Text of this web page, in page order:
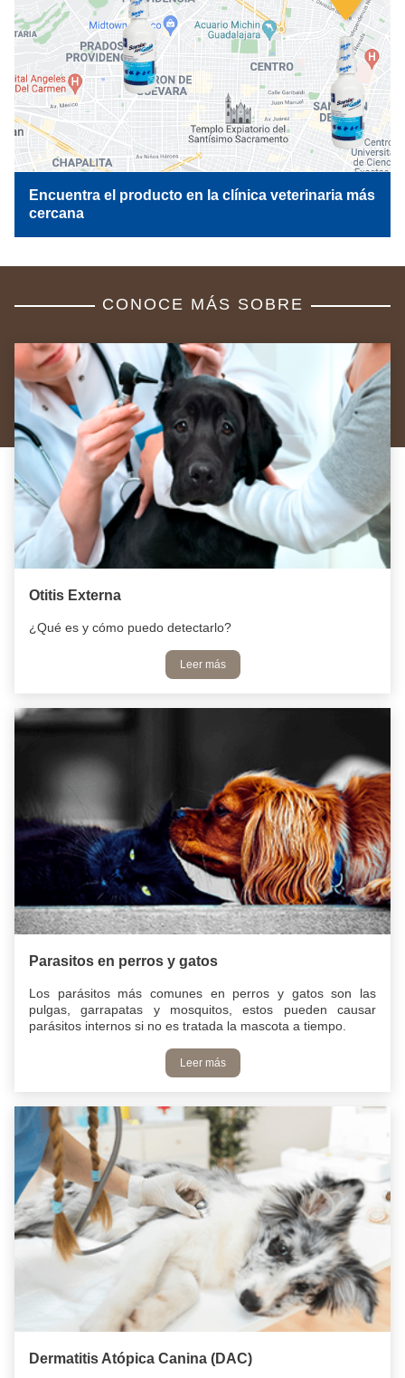
Encuentra el producto en la clínica veterinaria más
cercana
CONOCE MÁS SOBRE
Leer más
Otitis Externa
¿Qué es y cómo puedo detectarlo?
Leer más
Parasitos en perros y gatos
Los parásitos más comunes en perros y gatos son las
pulgas, garrapatas y mosquitos, estos pueden causar
parásitos internos si no es tratada la mascota a tiempo.
Dermatitis Atópica Canina (DAC)